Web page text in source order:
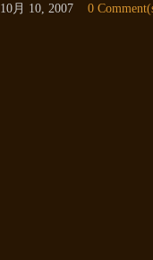
10月 10, 2007 0